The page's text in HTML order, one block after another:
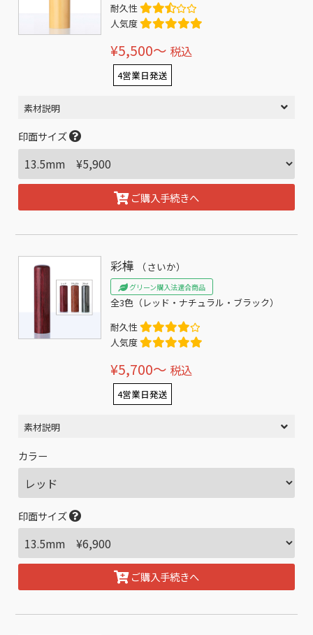
耐久性
人気度
¥5,500〜 税込
4営業日発送
素材説明
印面サイズ
ご購入手続きへ
彩樺 （さいか）
グリーン購入法適合商品
全3色（レッド・ナチュラル・ブラック）
耐久性
人気度
¥5,700〜 税込
4営業日発送
素材説明
カラー
印面サイズ
ご購入手続きへ